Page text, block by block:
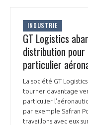
INDUSTRIE
GT Logistics
distribution
particulier
La société GT
tourner davantage
particulier
par exemple Safran
travaillons avec eux